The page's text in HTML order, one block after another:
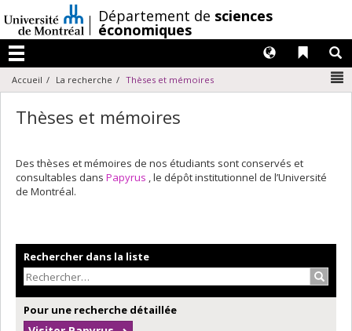
au
contenu
/Département de sciences
économiques
Menu
Liens
Langues
Accueil La recherche Thèses et mémoires
Thèses et mémoires
Des thèses et mémoires de nos étudiants sont conservés et
consultables dans Papyrus , le dépôt institutionnel de l’Université
de Montréal.
Rechercher dans la liste
Pour une recherche détaillée